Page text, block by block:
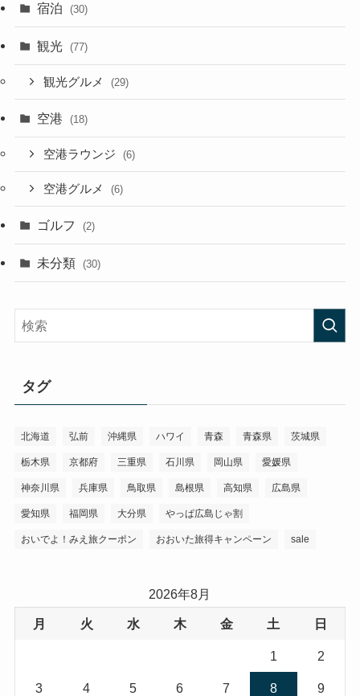
宿泊 (30)
観光 (77)
観光グルメ (29)
空港 (18)
空港ラウンジ (6)
空港グルメ (6)
ゴルフ (2)
未分類 (30)
タグ
北海道 弘前 沖縄県 ハワイ 青森 青森県 茨城県
栃木県 京都府 三重県 石川県 岡山県 愛媛県
神奈川県 兵庫県 鳥取県 島根県 高知県 広島県
愛知県 福岡県 大分県 やっぱ広島じゃ割
おいでよ！みえ旅クーポン おおいた旅得キャンペーン sale
2026年8月
月 火 水 木 金 土 日
1 2
3 4 5 6 7 8 9